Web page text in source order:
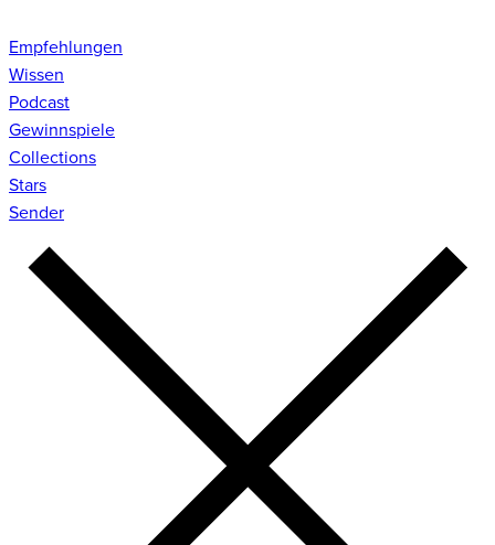
Empfehlungen
Wissen
Podcast
Gewinnspiele
Collections
Stars
Sender